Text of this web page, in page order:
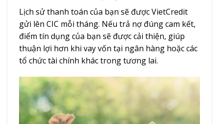
Lịch sử thanh toán của bạn sẽ được VietCredit
gửi lên CIC mỗi tháng. Nếu trả nợ đúng cam kết,
điểm tín dụng của bạn sẽ được cải thiện, giúp
thuận lợi hơn khi vay vốn tại ngân hàng hoặc các
tổ chức tài chính khác trong tương lai.